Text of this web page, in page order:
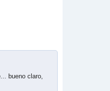
bueno claro,